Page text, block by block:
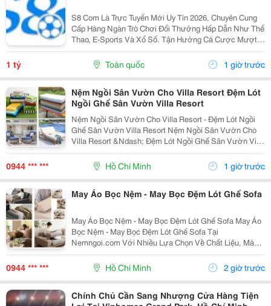
S8 Com Là Trực Tuyến Mới Uy Tín 2026, Chuyên Cung
Cấp Hàng Ngàn Trò Chơi Đổi Thưởng Hấp Dẫn Như Thể
Thao, E-Sports Và Xổ Số. Tận Hưởng Cá Cược Mượt
Mà, Nạp Rút Nhanh Chóng, Ưu Đãi Cực Khủng Dành
Cho Mọi Hội Viên. Tên Thương Hiệu: S8 Website:...
1 tỷ Toàn quốc 1 giờ trước
Nệm Ngồi Sân Vườn Cho Villa Resort Đệm Lót
Ngồi Ghế Sân Vườn Villa Resort
Nệm Ngồi Sân Vườn Cho Villa Resort - Đệm Lót Ngồi
Ghế Sân Vườn Villa Resort Nệm Ngồi Sân Vườn Cho
Villa Resort &Ndash; Đệm Lót Ngồi Ghế Sân Vườn Villa
Resort Tại Nemngoi.com Có Nhiều Lựa Chọn Về Vật
Liệu, Cấu Hình, Màu Sắc Và Thông Số Kỹ Thuật. Sản...
0944 *** *** Hồ Chí Minh 1 giờ trước
May Áo Bọc Nệm - May Bọc Đệm Lót Ghế Sofa
May Áo Bọc Nệm - May Bọc Đệm Lót Ghế Sofa May Áo
Bọc Nệm - May Bọc Đệm Lót Ghế Sofa Tại
Nemngoi.com Với Nhiều Lựa Chọn Về Chất Liệu, Màu
Sắc, Kiểu Dáng Và Kích Thước. Sản Phẩm Được Tư
Vấn Theo Nhu Cầu Thực Tế, Hỗ Trợ Báo Giá Nhanh,
Khuyến Mãi, Ưu...
0944 *** *** Hồ Chí Minh 2 giờ trước
Chính Chủ Cần Sang Nhượng Cửa Hàng Tiện